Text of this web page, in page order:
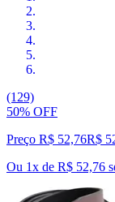
(129)
50% OFF
Preço R$ 52,76R$
Ou 1x de R$ 52,76